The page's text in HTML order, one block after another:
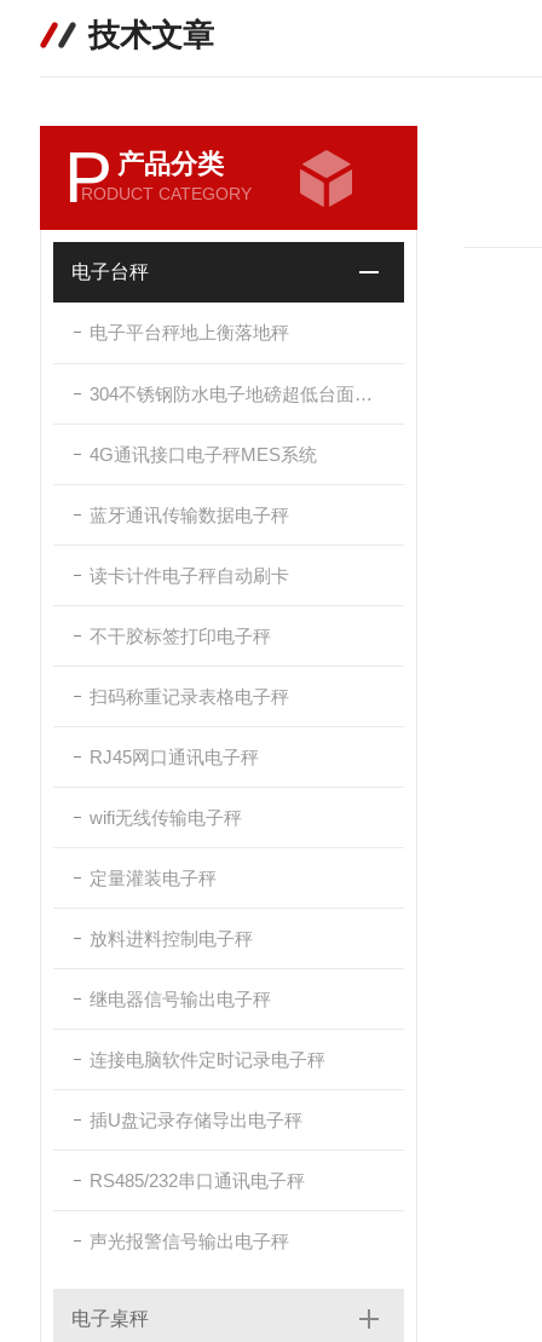
技术文章
P 产品分类
RODUCT CATEGORY
电子台秤
电子平台秤地上衡落地秤
304不锈钢防水电子地磅超低台面带斜坡
4G通讯接口电子秤MES系统
蓝牙通讯传输数据电子秤
读卡计件电子秤自动刷卡
不干胶标签打印电子秤
扫码称重记录表格电子秤
RJ45网口通讯电子秤
wifi无线传输电子秤
定量灌装电子秤
放料进料控制电子秤
继电器信号输出电子秤
连接电脑软件定时记录电子秤
插U盘记录存储导出电子秤
RS485/232串口通讯电子秤
声光报警信号输出电子秤
电子桌秤